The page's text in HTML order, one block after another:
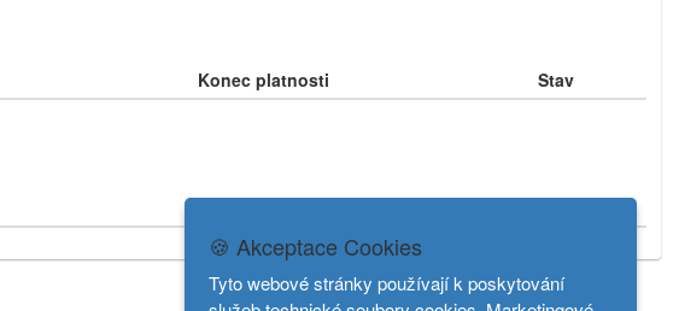
Konec platnosti Stav
🍪 Akceptace Cookies
Tyto webové stránky používají k poskytování